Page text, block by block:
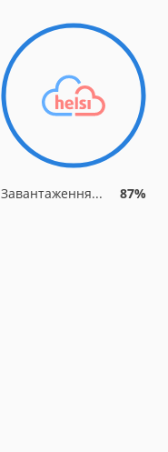
Завантаження... 91%